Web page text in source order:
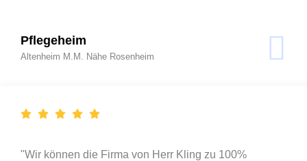
Pflegeheim
Altenheim M.M. Nähe Rosenheim
"Wir können die Firma von Herr Kling zu 100%